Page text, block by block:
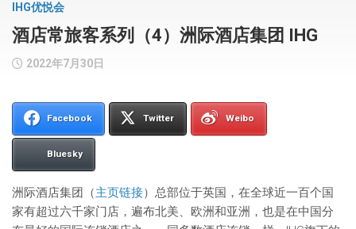
IHG优悦会
酒店常旅客系列（4）洲际酒店集团 IHG
2022年7月30日
Facebook Twitter Weibo
Bluesky
洲际酒店集团（主页链接）总部位于英国，在全球近一百个国
家有超过六千家门店，遍布北美、欧洲和亚洲，也是在中国分